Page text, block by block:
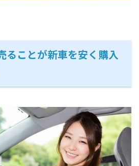
ることが新車を安く購入